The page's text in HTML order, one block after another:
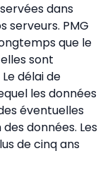
dans
serveurs. PMG
que le
sont
délai de
les données
éventuelles
données. Les
de cinq ans